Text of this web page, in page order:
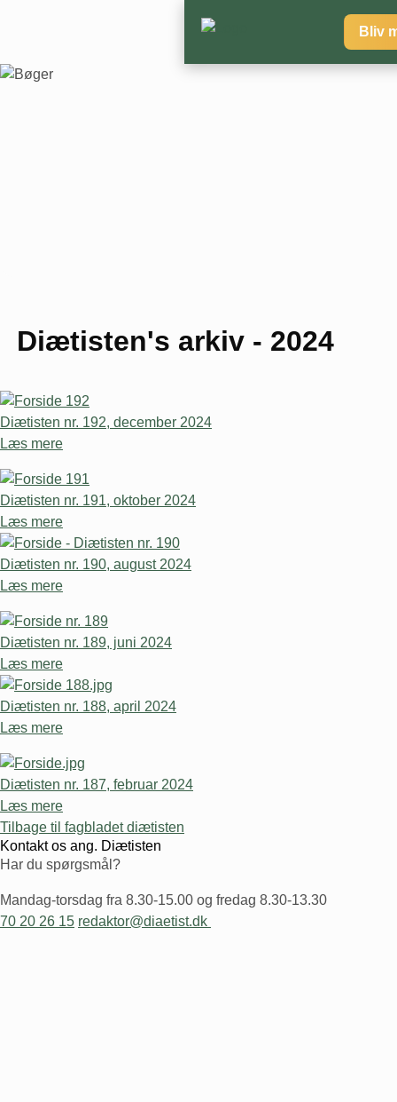
Bliv
Diætisten's arkiv - 2024
Diætisten nr. 192, december 2024
Læs mere
Diætisten nr. 191, oktober 2024
Læs mere
Diætisten nr. 190, august 2024
Læs mere
Diætisten nr. 189, juni 2024
Læs mere
Diætisten nr. 188, april 2024
Læs mere
Diætisten nr. 187, februar 2024
Læs mere
Tilbage til fagbladet diætisten
Kontakt os ang. Diætisten
Har du spørgsmål?
Mandag-torsdag fra 8.30-15.00 og fredag 8.30-13.30
70 20 26 15 redaktor@diaetist.dk